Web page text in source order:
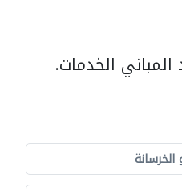
الخدمات.
الخرسانة